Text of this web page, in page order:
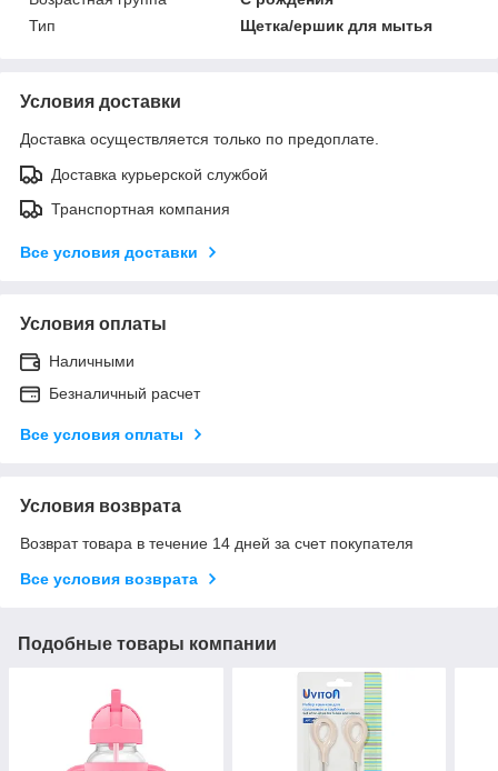
Тип
Щетка/ершик для мытья
Условия доставки
Доставка осуществляется только по предоплате.
Доставка курьерской службой
Транспортная компания
Все условия доставки
Условия оплаты
Наличными
Безналичный расчет
Все условия оплаты
Условия возврата
Возврат товара в течение 14 дней за счет покупателя
Все условия возврата
Подобные товары компании